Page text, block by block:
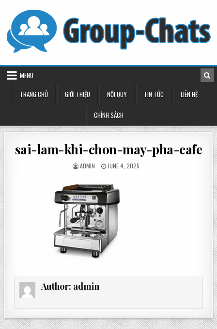
content
MENU
TRANG CHỦ
GIỚI THIỆU NỘI QUY TIN TỨC LIÊN HỆ
CHÍNH SÁCH
sai-lam-khi-chon-may-pha-cafe
POSTED
ADMIN
POSTED
JUNE 4, 2025
Author: admin